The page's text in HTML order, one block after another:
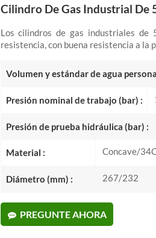
Cilindro De Gas Industrial De
Los cilindros de gas industriales de
resistencia, con buena resistencia a la
Volumen y estándar de agua
Presión nominal de trabajo (bar) :
Presión de prueba hidráulica (bar) :
Material : Concave/
Diámetro (mm) : 267/232
PREGUNTE AHORA